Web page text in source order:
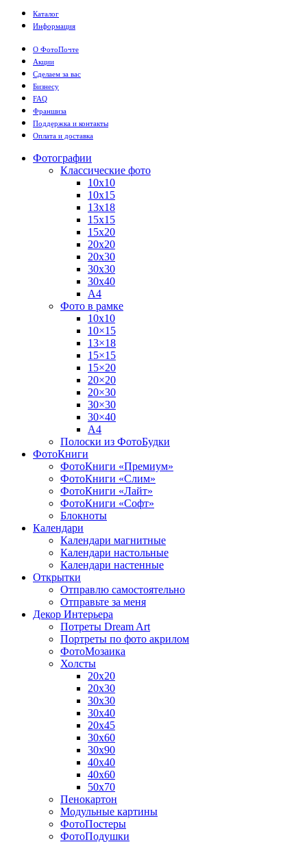
Каталог
Информация
О ФотоПочте
Акции
Сделаем за вас
Бизнесу
FAQ
Франшиза
Поддержка и контакты
Оплата и доставка
Фотографии
Классические фото
10х10
10х15
13х18
15х15
15х20
20х20
20х30
30х30
30х40
А4
Фото в рамке
10х10
10×15
13×18
15×15
15×20
20×20
20×30
30×30
30×40
A4
Полоски из ФотоБудки
ФотоКниги
ФотоКниги «Премиум»
ФотоКниги «Слим»
ФотоКниги «Лайт»
ФотоКниги «Софт»
Блокноты
Календари
Календари магнитные
Календари настольные
Календари настенные
Открытки
Отправлю самостоятельно
Отправьте за меня
Декор Интерьера
Потреты Dream Art
Портреты по фото акрилом
ФотоМозаика
Холсты
20х20
20х30
30х30
30х40
20х45
30х60
30х90
40х40
40х60
50х70
Пенокартон
Модульные картины
ФотоПостеры
ФотоПодушки